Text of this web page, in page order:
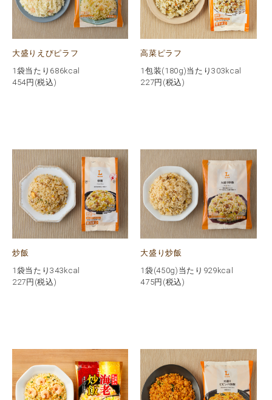
大盛りえびピラフ
1袋当たり686kcal
454円(税込)
高菜ピラフ
1包装(180g)当たり303kcal
227円(税込)
炒飯
1袋当たり343kcal
227 円(税込)
大盛り炒飯
1袋(450g)当たり929kcal
475円(税込)